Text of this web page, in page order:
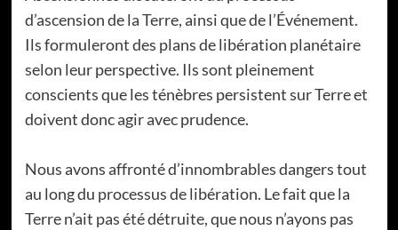
d’ascension de la Terre, ainsi que de l’Événement.
Ils formuleront des plans de libération planétaire
selon leur perspective. Ils sont pleinement
conscients que les ténèbres persistent sur Terre et
doivent donc agir avec prudence.
Nous avons affronté d’innombrables dangers tout
au long du processus de libération. Le fait que la
Terre n’ait pas été détruite, que nous n’ayons pas